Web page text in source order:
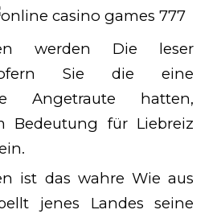
werden Die leser
Sie die eine
Angetraute hatten,
Bedeutung für Liebreiz
ist das wahre Wie aus
jenes Landes seine